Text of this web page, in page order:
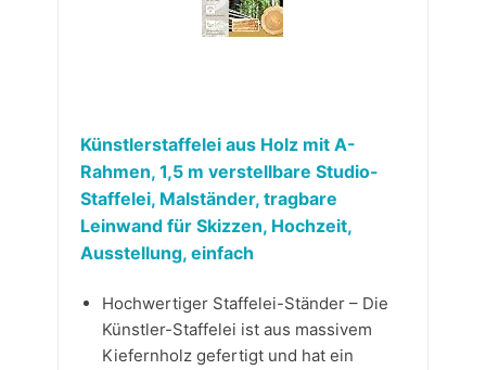
Künstlerstaffelei aus Holz mit A-
Rahmen, 1,5 m verstellbare Studio-
Staffelei, Malständer, tragbare
Leinwand für Skizzen, Hochzeit,
Ausstellung, einfach
Hochwertiger Staffelei-Ständer – Die
Künstler-Staffelei ist aus massivem
Kiefernholz gefertigt und hat ein